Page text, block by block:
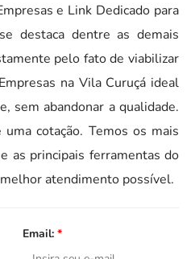
e Link Dedicado para
destaca dentre as demais
pelo fato de viabilizar
na Vila Curuçá ideal
sem abandonar a qualidade.
cotação. Temos os mais
as principais ferramentas do
atendimento possível.
Email: *